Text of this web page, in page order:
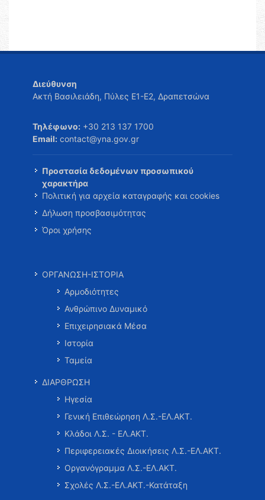
Διεύθυνση
Ακτή Βασιλειάδη, Πύλες Ε1-Ε2, Δραπετσώνα
Τηλέφωνο: +30 213 137 1700
Email: contact@yna.gov.gr
Προστασία δεδομένων προσωπικού
χαρακτήρα
Πολιτική για αρχεία καταγραφής και cookies
Δήλωση προσβασιμότητας
Όροι χρήσης
ΟΡΓΑΝΩΣΗ-ΙΣΤΟΡΙΑ
Αρμοδιότητες
Ανθρώπινο Δυναμικό
Επιχειρησιακά Μέσα
Ιστορία
Ταμεία
ΔΙΑΡΘΡΩΣΗ
Ηγεσία
Γενική Επιθεώρηση Λ.Σ.-ΕΛ.ΑΚΤ.
Κλάδοι Λ.Σ. - ΕΛ.ΑΚΤ.
Περιφερειακές Διοικήσεις Λ.Σ.-ΕΛ.ΑΚΤ.
Οργανόγραμμα Λ.Σ.-ΕΛ.ΑΚΤ.
Σχολές Λ.Σ.-ΕΛ.ΑΚΤ.-Κατάταξη